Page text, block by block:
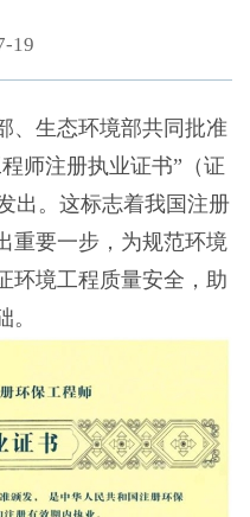
19
生态环境部共同批准
师注册执业证书”（证
出。这标志着我国注册
重要一步，为规范环境
环境工程质量安全，助